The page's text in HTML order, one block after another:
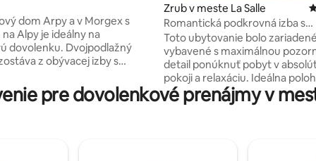
dom Arpy a v Morgex s
Alpy je ideálny na
dovolenku. Dvojpodlažný
z obývacej izby s
spální a 2 kúpeľní, a preto sa v
ubytovať 8 osôb. K ďalšiemu
Zrub v meste La Salle
Romantická podkrovná izba s
nádherným výhľadom!
Toto ubytovanie bolo
vybavené s maximálnou
detail ponúknuť pobyt v
pokoji a relaxáciu. Ideálna
prežitie zážitku vo vysokej
výške!Sú tu krásne
grilom!Ubytovanie je vzdialené
pre dovolenkové prenájmy v